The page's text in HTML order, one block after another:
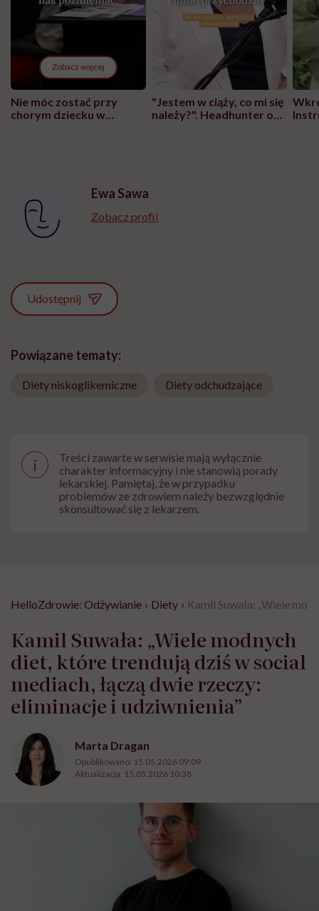
Zobacz więcej
Nie móc zostać przy
chorym dziecku w
"Jestem w ciąży, co mi się
należy?". Headhunter o
Ewa Sawa
Zobacz profil
Udostępnij
Powiązane tematy:
Diety niskoglikemiczne Diety odchudzające
i
Treści zawarte w serwisie mają wyłącznie
charakter informacyjny i nie stanowią porady
lekarskiej. Pamiętaj, że w przypadku
problemów ze zdrowiem należy bezwzględnie
skonsultować się z lekarzem.
HelloZdrowie: Odżywianie › Diety › Kamil Suwała: „Wiele
Kamil Suwała: „Wiele modnych
diet, które trendują dziś w social
mediach, łączą dwie rzeczy:
eliminacje i udziwnienia”
Marta Dragan
Opublikowano: 15.05.2026 09:09
Aktualizacja: 15.05.2026 10:38